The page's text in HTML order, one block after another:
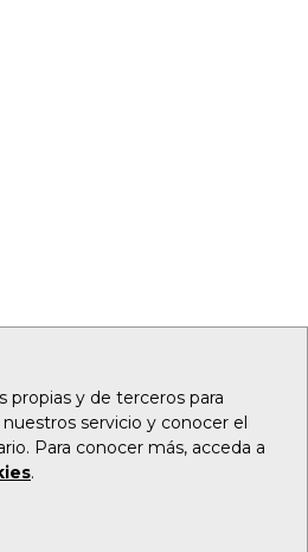
propias y de terceros para
servicio y conocer el
Para conocer más, acceda a
.